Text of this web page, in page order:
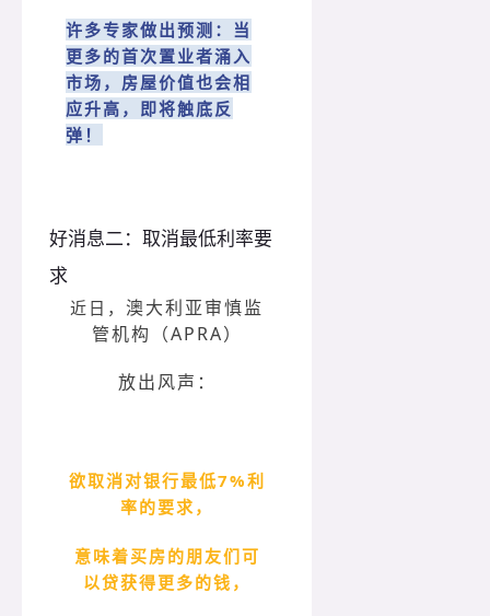
许多专家做出预测：当
更多的首次置业者涌入
市场，房屋价值也会相
应升高，即将触底反
弹！
好消息二：取消最低利率要
求
近日， 澳大利亚审慎监
管机构（APRA）
放出风声：
欲取消对银行最低7%利
率的要求，
意味着买房的朋友们可
以贷获得更多的钱 ，